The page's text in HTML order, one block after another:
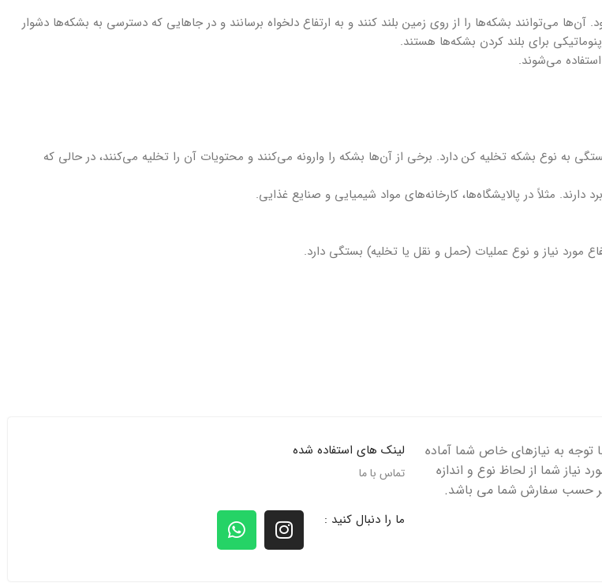
می‌توانند بشکه‌ها را از روی زمین بلند کنند و به ارتفاع دلخواه برسانند و در جاهایی که دسترسی به بشکه‌ها دشوار
برای بلند کردن بشکه‌ها هستند.
استفاده می‌شوند.
نوع بشکه تخلیه کن دارد. برخی از آن‌ها بشکه را وارونه می‌کنند و محتویات آن را تخلیه می‌کنند، در حالی که
دارند. مثلاً در پالایشگاه‌ها، کارخانه‌های مواد شیمیایی و صنایع غذایی.
مورد نیاز و نوع عملیات (حمل و نقل یا تخلیه) بستگی دارد.
توجه به نیازهای خاص شما آماده
نیاز شما از لحاظ نوع و اندازه
بر حسب سفارش شما می باشد.
لینک های استفاده شده
تماس با ما
ما را دنبال کنید :